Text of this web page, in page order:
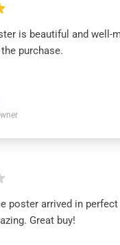
is beautiful and well-
purchase.
poster arrived in
Great buy!